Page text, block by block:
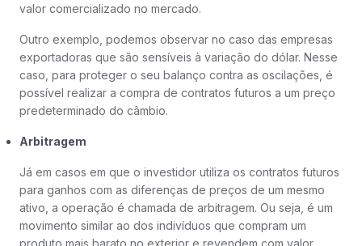
valor comercializado no mercado.
Outro exemplo, podemos observar no caso das empresas
exportadoras que são sensíveis à variação do dólar. Nesse
caso, para proteger o seu balanço contra as oscilações, é
possível realizar a compra de contratos futuros a um preço
predeterminado do câmbio.
Arbitragem
Já em casos em que o investidor utiliza os contratos futuros
para ganhos com as diferenças de preços de um mesmo
ativo, a operação é chamada de arbitragem. Ou seja, é um
movimento similar ao dos indivíduos que compram um
produto mais barato no exterior e revendem com valor